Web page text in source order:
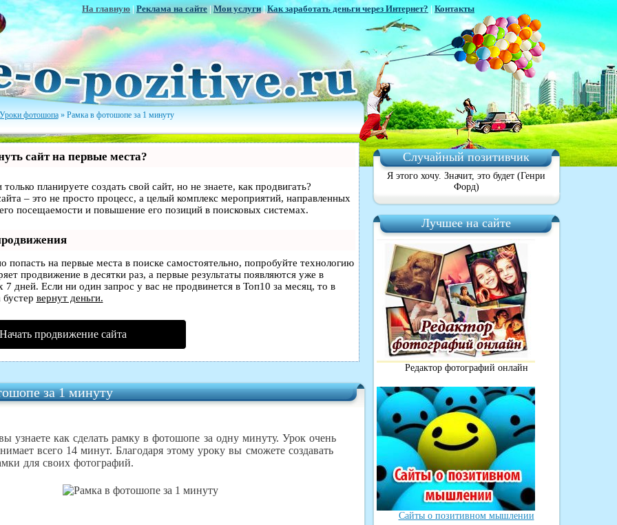
На главную |Реклама на сайте | Мои услуги|Как заработать деньги через Интернет?|Контакты
Уроки фотошопа» Рамка в фотошопе за 1 минуту
сайт на первые места?
планируете создать свой сайт, но не знаете, как продвигать?
– это не просто процесс, а целый комплекс мероприятий, направленных
посещаемости и повышение его позиций в поисковых системах.
попасть на первые места в поиске самостоятельно, попробуйте технологию
продвижение в десятки раз, а первые результаты появляются уже в
7 дней. Если ни один запрос у вас не продвинется в Топ10 за месяц, то в
вернут деньги.
Начать продвижение сайта
за 1 минуту
узнаете как сделать рамку в фотошопе за одну минуту. Урок очень
всего 14 минут. Благодаря этому уроку вы сможете создавать
для своих фотографий.
Случайный позитивчик
Я этого хочу. Значит, это будет (Генри
Форд)
Лучшее на сайте
Редактор фотографий онлайн
Сайты о позитивном мышлении